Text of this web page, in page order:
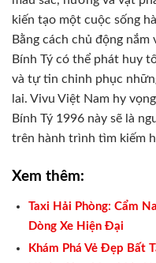
kiến tạo một cuộc sống
Bằng cách chủ động
Bính Tý có thể phát huy
và tự tin chinh phục
lai. Vivu Việt Nam hy
Bính Tý 1996 này sẽ là
trên hành trình tìm kiếm
Xem thêm:
Taxi Hải Phòng: Cẩm
Dòng Xe Hiện Đại
Khám Phá Vẻ Đẹp Bất